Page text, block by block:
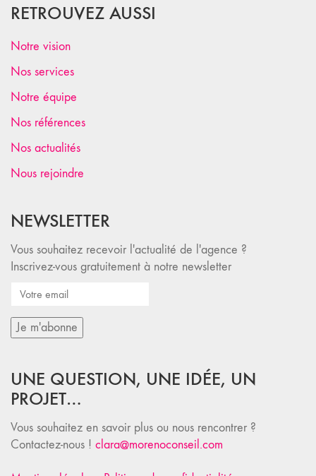
RETROUVEZ AUSSI
Notre vision
Nos services
Notre équipe
Nos références
Nos actualités
Nous rejoindre
NEWSLETTER
Vous souhaitez recevoir l'actualité de l'agence ?
Inscrivez-vous gratuitement à notre newsletter
UNE QUESTION, UNE IDÉE, UN
PROJET…
Vous souhaitez en savoir plus ou nous rencontrer ?
Contactez-nous ! clara@morenoconseil.com